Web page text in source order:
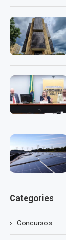
Categories
Concursos